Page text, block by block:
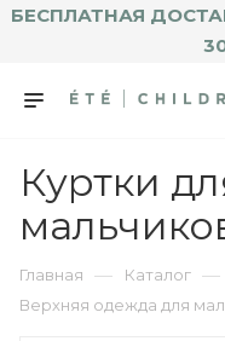
БЕСПЛАТНАЯ
Куртки
Главная — Каталог —
Верхняя одежда для